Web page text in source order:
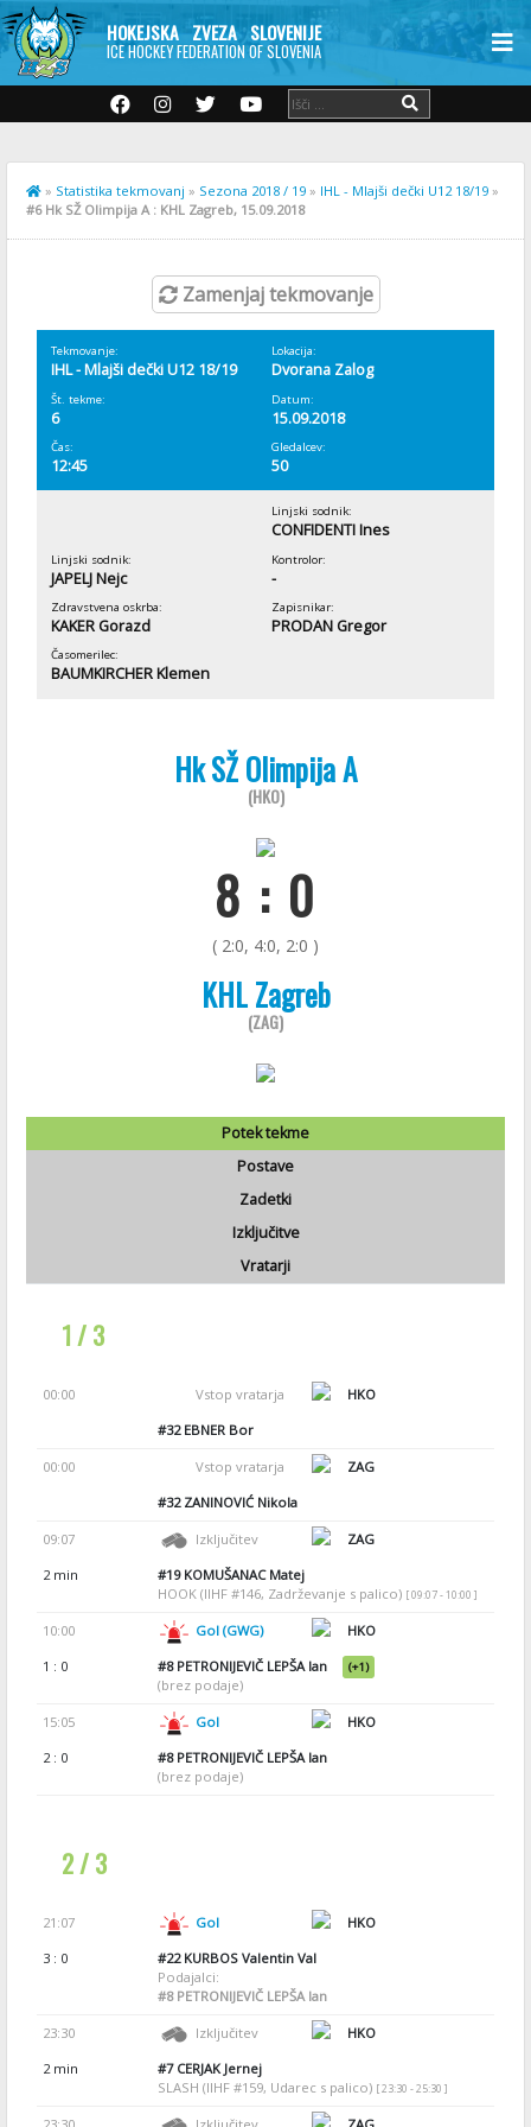
HOKEJSKA ZVEZA SLOVENIJE
ICE HOCKEY FEDERATION OF SLOVENIA
» Statistika tekmovanj » Sezona 2018 / 19 » IHL - Mlajši dečki U12 18/19 »
#6 Hk SŽ Olimpija A : KHL Zagreb, 15.09.2018
Zamenjaj tekmovanje
Tekmovanje:
IHL - Mlajši dečki U12 18/19
Lokacija:
Dvorana Zalog
Št. tekme:
6
Datum:
15.09.2018
Čas:
12:45
Gledalcev:
50
Linjski sodnik:
CONFIDENTI Ines
Linjski sodnik:
JAPELJ Nejc
Kontrolor:
-
Zdravstvena oskrba:
KAKER Gorazd
Zapisnikar:
PRODAN Gregor
Časomerilec:
BAUMKIRCHER Klemen
Hk SŽ Olimpija A
(HKO)
8 : 0
( 2:0, 4:0, 2:0 )
KHL Zagreb
(ZAG)
Potek tekme
Postave
Zadetki
Izključitve
Vratarji
1 / 3
00:00 Vstop vratarja
HKO
#32EBNER Bor
00:00 Vstop vratarja
ZAG
#32ZANINOVIĆ Nikola
09:07 Izključitev
ZAG
2 min
#19KOMUŠANAC Matej
HOOK (IIHF #146, Zadrževanje s palico) [ 09:07 - 10:00 ]
10:00 Gol (GWG)
HKO
1 : 0
#8PETRONIJEVIČ LEPŠA Ian (+1)
(brez podaje)
15:05 Gol
HKO
2 : 0
#8PETRONIJEVIČ LEPŠA Ian
(brez podaje)
2 / 3
21:07 Gol
HKO
3 : 0
#22KURBOS Valentin Val
Podajalci:
#8PETRONIJEVIČ LEPŠA Ian
23:30 Izključitev
HKO
2 min
#7CERJAK Jernej
SLASH (IIHF #159, Udarec s palico) [ 23:30 - 25:30 ]